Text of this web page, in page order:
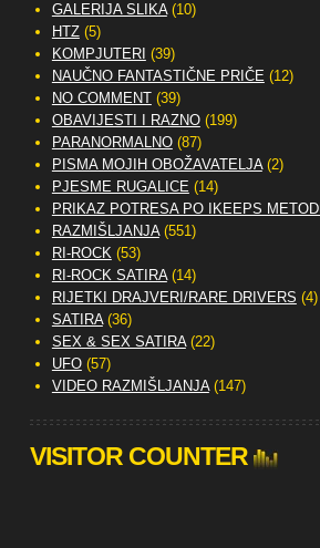
GALERIJA SLIKA(10)
HTZ(5)
KOMPJUTERI (39)
NAUČNO FANTASTIČNE PRIČE (12)
NO COMMENT(39)
OBAVIJESTI I RAZNO(199)
PARANORMALNO(87)
PISMA MOJIH OBOŽAVATELJA(2)
PJESME RUGALICE (14)
PRIKAZ POTRESA PO IKEEPS METODI
RAZMIŠLJANJA(551)
RI-ROCK(53)
RI-ROCK SATIRA(14)
RIJETKI DRAJVERI/RARE DRIVERS (4)
SATIRA(36)
SEX & SEX SATIRA(22)
UFO(57)
VIDEO RAZMIŠLJANJA(147)
VISITOR COUNTER